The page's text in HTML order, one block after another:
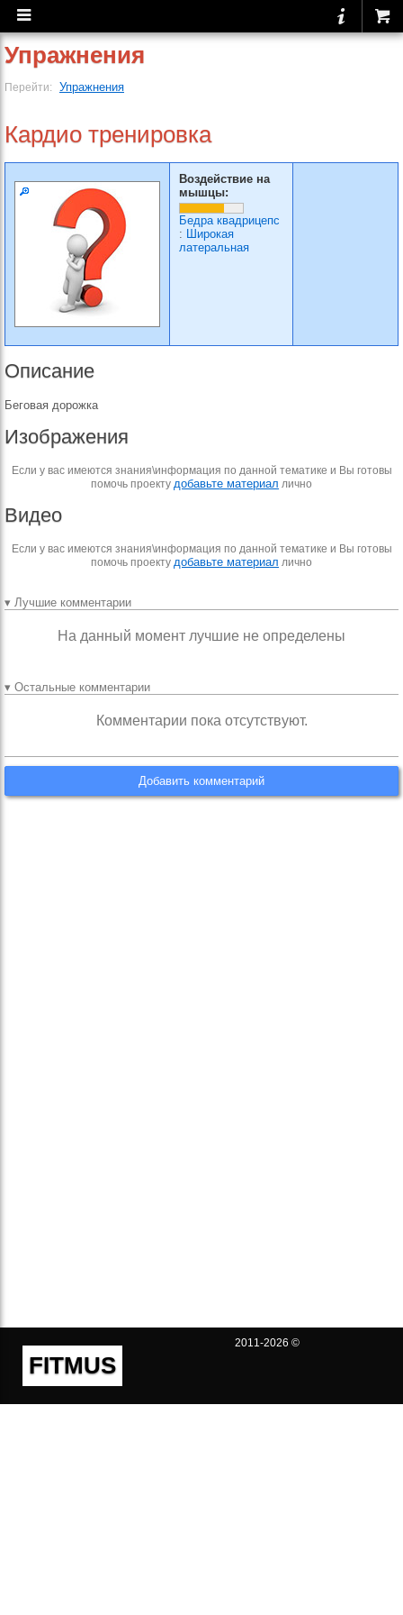
Упражнения
Перейти: Упражнения
Кардио тренировка
Воздействие на
мышцы:
Бедра квадрицепс
: Широкая
латеральная
Описание
Беговая дорожка
Изображения
Если у вас имеются знания\информация по данной тематике и Вы готовы
помочь проекту добавьте материал лично
Видео
Если у вас имеются знания\информация по данной тематике и Вы готовы
помочь проекту добавьте материал лично
▾ Лучшие комментарии
На данный момент лучшие не определены
▾ Остальные комментарии
Комментарии пока отсутствуют.
Добавить комментарий
FITMUS
2011-2026 ©